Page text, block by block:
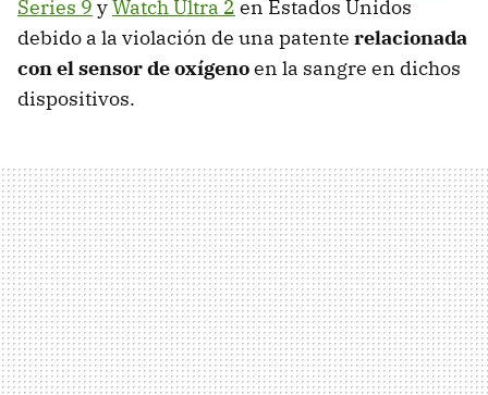
Series 9 yWatch Ultra 2 en Estados Unidos
debido a la violación de una patente relacionada
con el sensor de oxígenoen la sangre en dichos
dispositivos.